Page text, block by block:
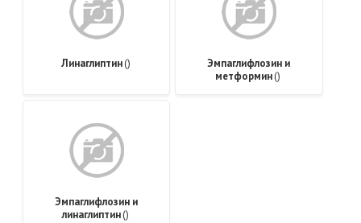
Линаглиптин()
Эмпаглифлозин и
метформин()
Эмпаглифлозин и
линаглиптин()